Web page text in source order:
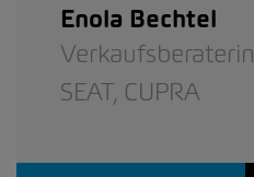
Enola Bechtel
Verkaufsberaterin
SEAT, CUPRA